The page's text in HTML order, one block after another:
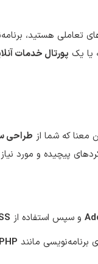
تعاملی هستید،
یا یک پورتال خدمات
معنا که شما از طراحی
پیچیده و مورد
و سپس استفاده از
PHP